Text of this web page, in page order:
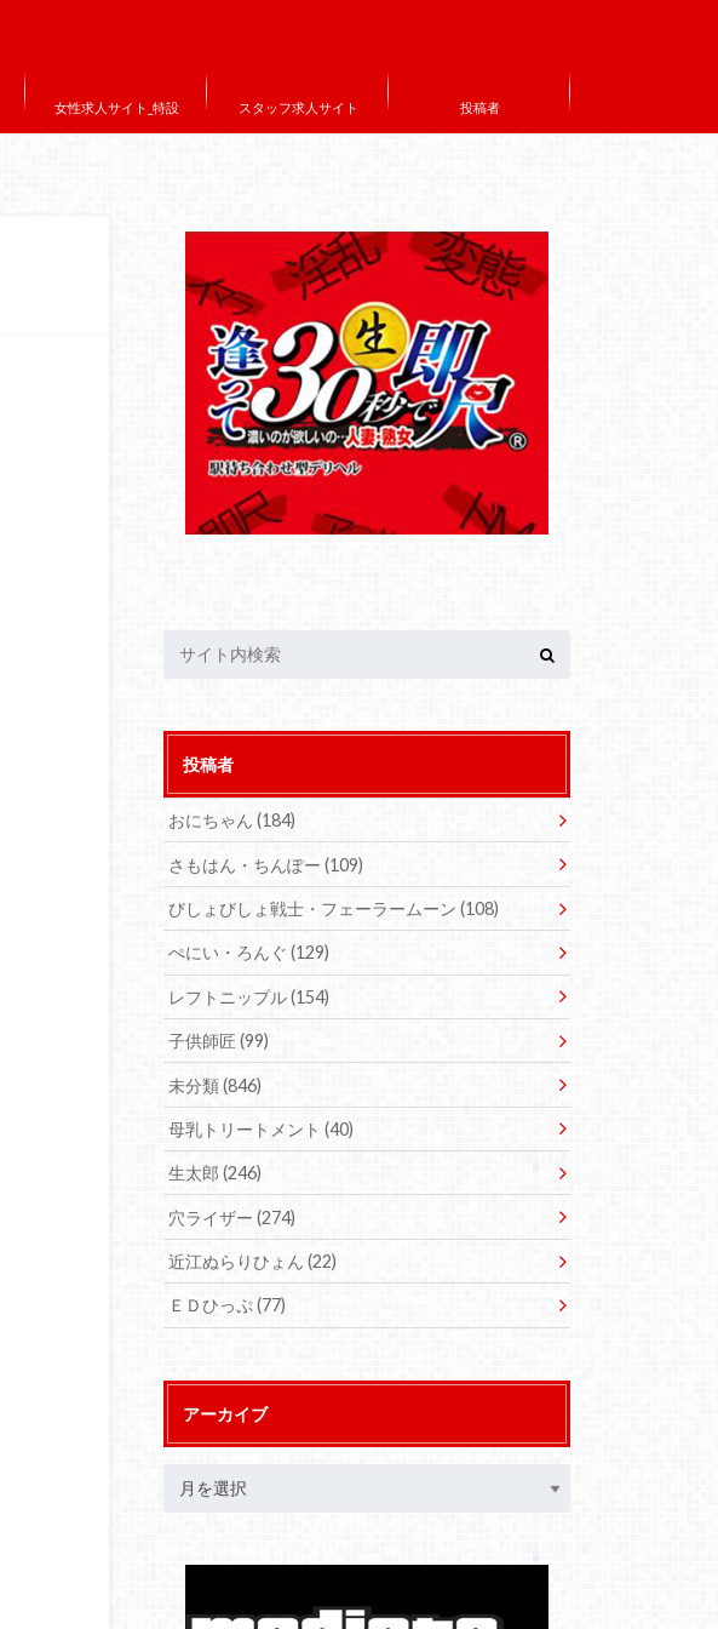
女性求人サイト_特設 スタッフ求人サイト 投稿者
投稿者
おにちゃん(184)
さもはん・ちんぽー(109)
びしょびしょ戦士・フェーラームーン(108)
ぺにい・ろんぐ(129)
レフトニップル(154)
子供師匠(99)
未分類(846)
母乳トリートメント(40)
生太郎(246)
穴ライザー(274)
近江ぬらりひょん(22)
ＥＤひっぷ(77)
アーカイブ